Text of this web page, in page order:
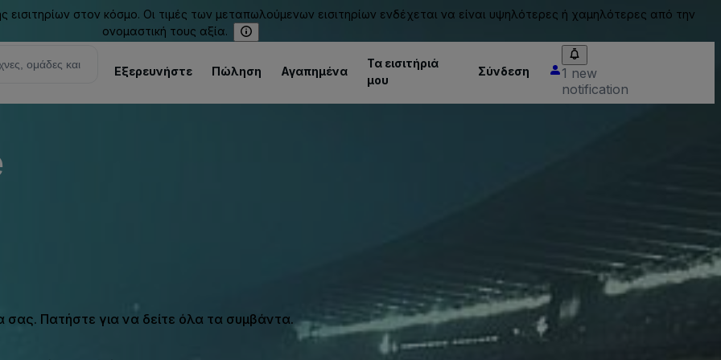
στον κόσμο. Οι τιμές των μεταπωλούμενων εισιτηρίων ενδέχεται να είναι υψηλότερες ή χαμηλότερες από την
ονομαστική τους αξία.
Εξερευνήστε Πώληση Αγαπημένα
Τα εισιτήριά
μου
Σύνδεση
1 new
notification
Πατήστε για να δείτε όλα τα συμβάντα.